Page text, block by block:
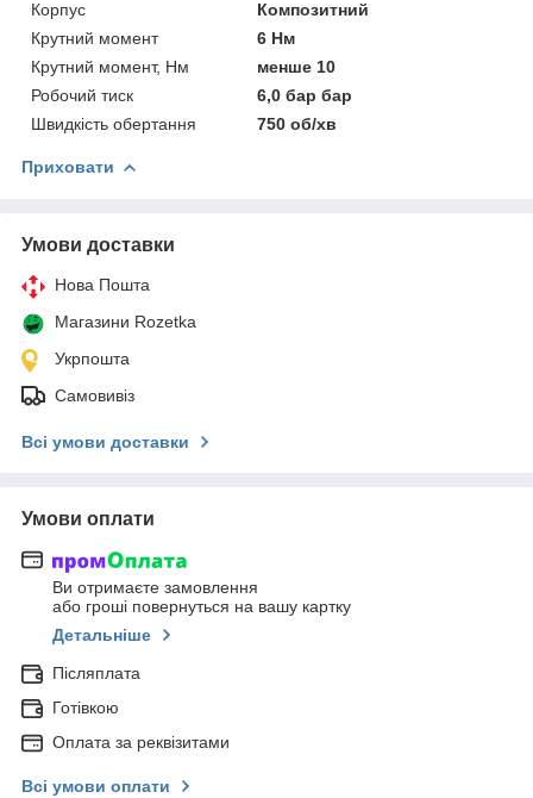
Корпус
Композитний
Крутний момент
6 Нм
Крутний момент, Нм
менше 10
Робочий тиск
6,0 бар бар
Швидкість обертання
750 об/хв
Приховати
Умови доставки
Нова Пошта
Магазини Rozetka
Укрпошта
Самовивіз
Всі умови доставки
Умови оплати
Ви отримаєте замовлення
або гроші повернуться на вашу картку
Детальніше
Післяплата
Готівкою
Оплата за реквізитами
Всі умови оплати